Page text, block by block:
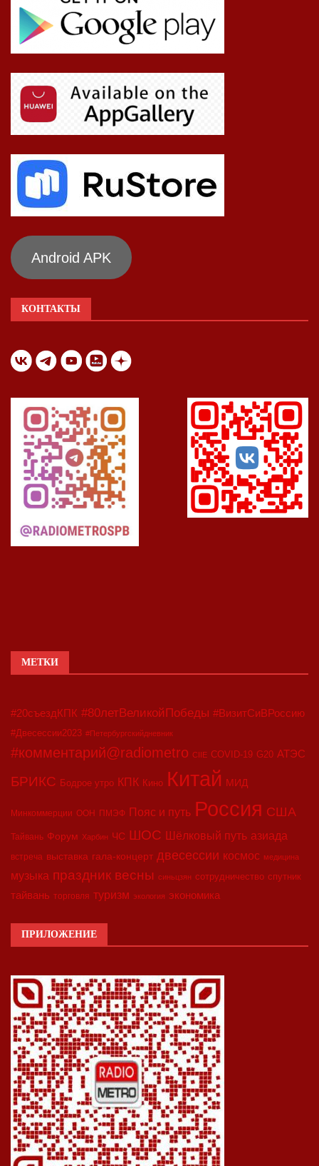
Android APK
КОНТАКТЫ
МЕТКИ
#20съездКПК #80летВеликойПобеды #ВизитСиВРоссию
#Двесессии2023 #Петербургскийдневник
#комментарий@radiometro CIIE COVID-19 G20 АТЭС
БРИКС Бодрое утро КПК Кино Китай МИД
Минкоммерции ООН ПМЭФ Пояс и путь Россия США
Тайвань Форум Харбин ЧС ШОС Шёлковый путь азиада
встреча выставка гала-концерт двесессии космос медицина
музыка праздник весны синьцзян сотрудничество спутник
тайвань торговля туризм экология экономика
ПРИЛОЖЕНИЕ